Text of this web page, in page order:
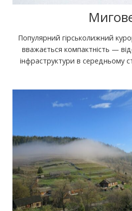
Популярний гірськолижний
вважається компактність —
інфраструктури в середньому